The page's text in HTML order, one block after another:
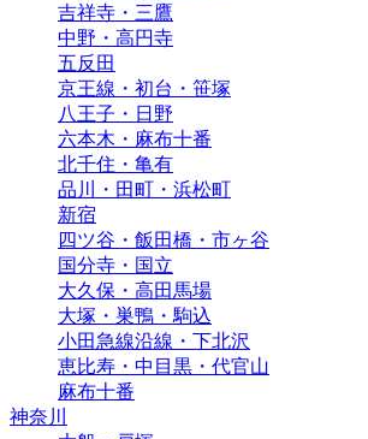
吉祥寺・三鷹
中野・高円寺
五反田
京王線・初台・笹塚
八王子・日野
六本木・麻布十番
北千住・亀有
品川・田町・浜松町
新宿
四ツ谷・飯田橋・市ヶ谷
国分寺・国立
大久保・高田馬場
大塚・巣鴨・駒込
小田急線沿線・下北沢
恵比寿・中目黒・代官山
麻布十番
神奈川